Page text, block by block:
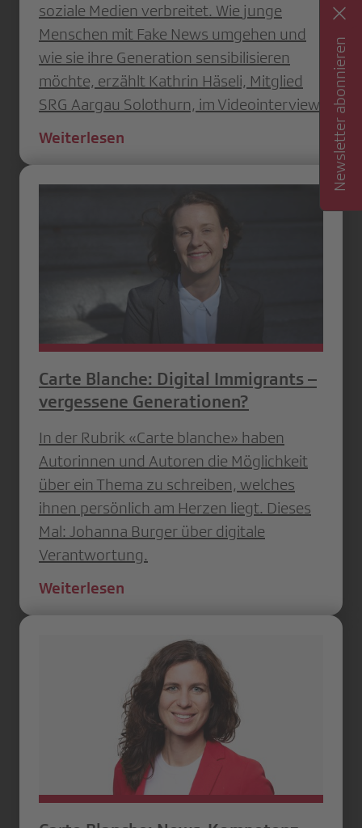
soziale Medien verbreitet. Wie junge
Menschen mit Fake News umgehen und
wie sie ihre Generation sensibilisieren
möchte, erzählt Kathrin Häseli, Mitglied
SRG Aargau Solothurn, im Videointerview.
Weiterlesen
Carte Blanche: Digital Immigrants –
vergessene Generationen?
In der Rubrik «Carte blanche» haben
Autorinnen und Autoren die Möglichkeit
über ein Thema zu schreiben, welches
ihnen persönlich am Herzen liegt. Dieses
Mal: Johanna Burger über digitale
Verantwortung.
Weiterlesen
Newsletter abonnieren